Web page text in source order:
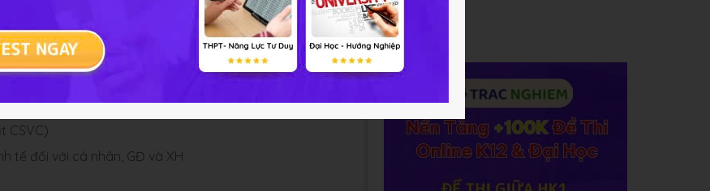
CSVC)
tế đối với cá nhân, GĐ và XH